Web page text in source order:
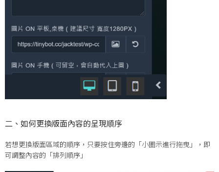
二、如何更換版面內容的呈現順序
若想更換版面區域的順序，只要按住旁邊的「小圖示進行拖曳」，即
可調整內容的「排列順序」